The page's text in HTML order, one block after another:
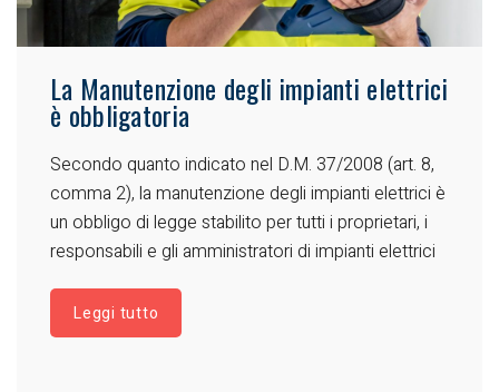
La Manutenzione degli impianti elettrici
è obbligatoria
Secondo quanto indicato nel D.M. 37/2008 (art. 8,
comma 2), la manutenzione degli impianti elettrici è
un obbligo di legge stabilito per tutti i proprietari, i
responsabili e gli amministratori di impianti elettrici
Leggi tutto